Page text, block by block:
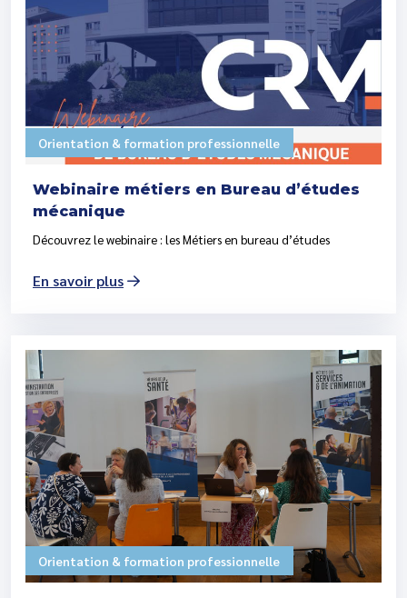
Orientation & formation professionnelle
Webinaire métiers en Bureau d’études
mécanique
Découvrez le webinaire : les Métiers en bureau d’études
En savoir plus
Orientation & formation professionnelle